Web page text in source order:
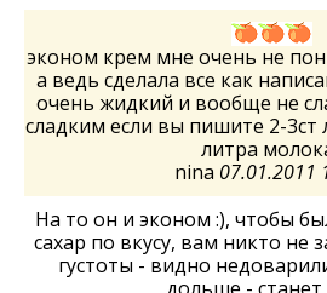
эконом крем мне очень не
а ведь сделала все как
очень жидкий и вообще не
сладким если вы пишите 2-3ст
литра
nina 07.01.2011
На то он и эконом :), чтобы
сахар по вкусу, вам никто не
густоты - видно
дольше - станет